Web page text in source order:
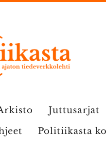
Juttusarjat
Politiikasta